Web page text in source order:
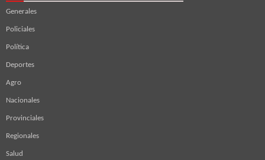
Generales
Policiales
Política
Deportes
Agro
Nacionales
Provinciales
Regionales
Salud